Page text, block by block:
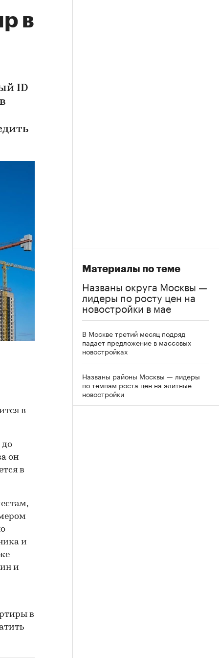
в
ID
в
до
он
в
и
и
в
Материалы по теме
Названы округа Москвы —
лидеры по росту цен на
новостройки в мае
В Москве третий месяц подряд
падает предложение в массовых
новостройках
Названы районы Москвы — лидеры
по темпам роста цен на элитные
новостройки